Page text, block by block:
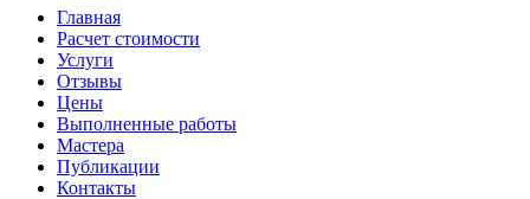
Главная
Расчет стоимости
Услуги
Отзывы
Цены
Выполненные работы
Мастера
Публикации
Контакты